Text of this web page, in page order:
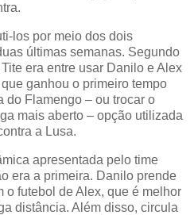
los por meio dos dois
últimas semanas. Segundo
era entre usar Danilo e Alex
ganhou o primeiro tempo
do Flamengo – ou trocar o
mais aberto – opção utilizada
a Lusa.
apresentada pelo time
era a primeira. Danilo prende
o futebol de Alex, que é melhor
distância. Além disso, circula